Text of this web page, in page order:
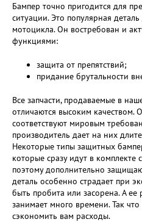
Бампер точно пригодится для
ситуации. Это популярная
мотоцикла. Он востребован и
функциями:
защита от препятствий;
придание брутальности
Все запчасти, продаваемые в
отличаются высоким качеством.
соответствуют мировым
производитель дает на них
Некоторые типы защитных
которые сразу идут в
поэтому дополнительно
деталь особенно страдает при
быть пробита или засорена. А
занимает много времени. Так
сэкономить вам расходы.